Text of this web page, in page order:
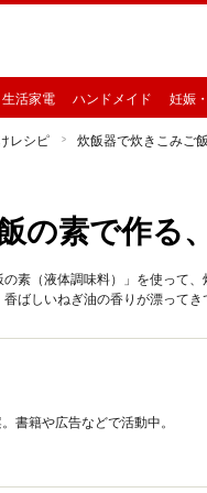
生活家電 ハンドメイド 妊娠
レシピ 炊飯器で炊きこみご飯
の素で作る
素（液体調味料）」を使って
ばしいねぎ油の香りが漂ってき
書籍や広告などで活動中。